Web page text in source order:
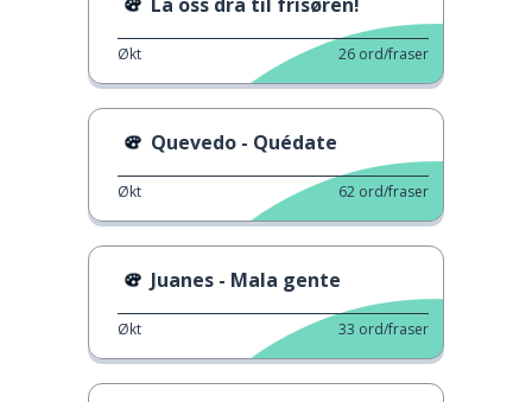
Økt 26 ord/fraser
Quevedo - Quédate
Økt 62 ord/fraser
Juanes - Mala gente
Økt 33 ord/fraser